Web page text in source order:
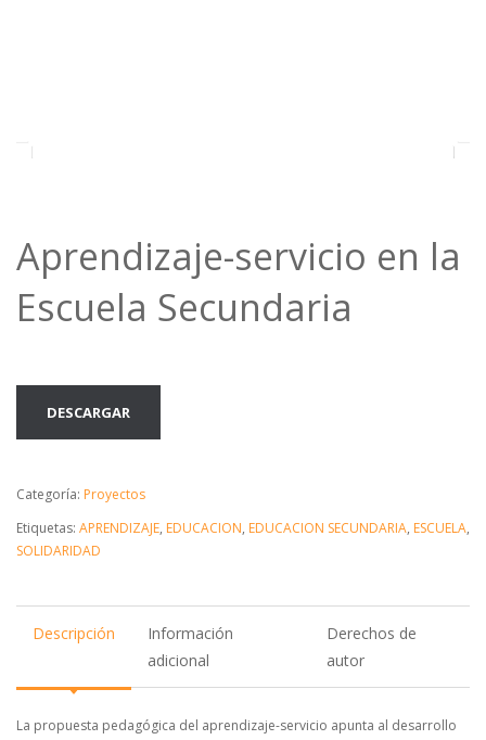
Aprendizaje-servicio en la
Escuela Secundaria
DESCARGAR
Categoría: Proyectos
Etiquetas: APRENDIZAJE, EDUCACION, EDUCACION SECUNDARIA, ESCUELA,
SOLIDARIDAD
Descripción
Información
adicional
Derechos de
autor
La propuesta pedagógica del aprendizaje-servicio apunta al desarrollo